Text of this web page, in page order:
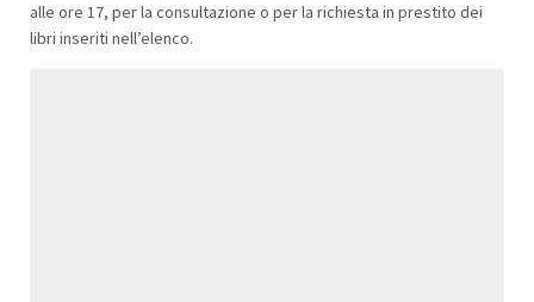
alle ore 17, per la consultazione o per la richiesta in prestito dei
libri inseriti nell’elenco.